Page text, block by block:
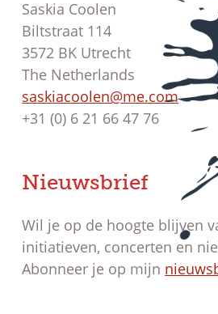
Saskia Coolen
Biltstraat 114
3572 BK Utrecht
The Netherlands
saskiacoolen@me.com
+31 (0) 6 21 66 47 76
Nieuwsbrief
Wil je op de hoogte blijven
initiatieven, concerten en
Abonneer je op mijn